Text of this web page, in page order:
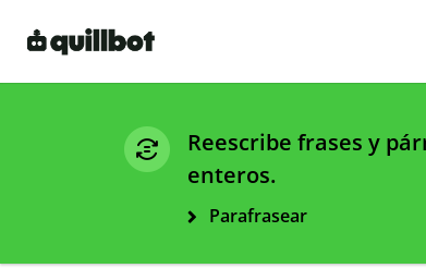
Reescribe frases y
enteros.
Parafrasear